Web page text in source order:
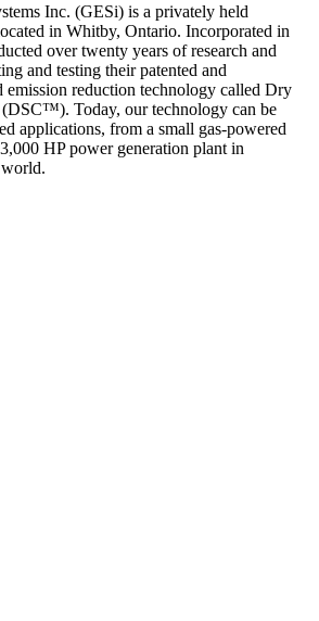
Inc. (GESi) is a privately held
in Whitby, Ontario. Incorporated in
over twenty years of research and
and testing their patented and
emission reduction technology called Dry
Today, our technology can be
applications, from a small gas-powered
HP power generation plant in